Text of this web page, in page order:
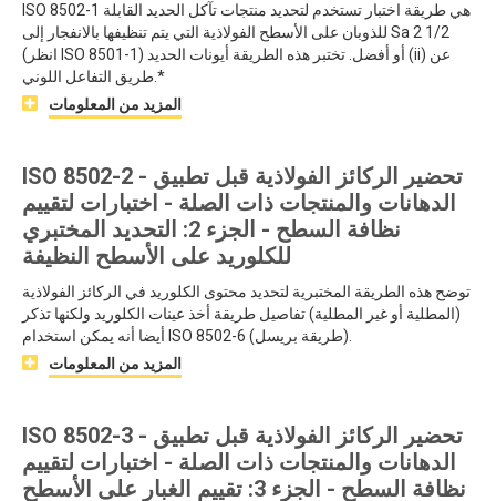
ISO 8502-1 هي طريقة اختبار تستخدم لتحديد منتجات تآكل الحديد القابلة
للذوبان على الأسطح الفولاذية التي يتم تنظيفها بالانفجار إلى Sa 2 1/2
(انظر ISO 8501-1) أو أفضل. تختبر هذه الطريقة أيونات الحديد (ii) عن
طريق التفاعل اللوني.*
المزيد من المعلومات
ISO 8502-2 - تحضير الركائز الفولاذية قبل تطبيق
الدهانات والمنتجات ذات الصلة - اختبارات لتقييم
نظافة السطح - الجزء 2: التحديد المختبري
للكلوريد على الأسطح النظيفة
توضح هذه الطريقة المختبرية لتحديد محتوى الكلوريد في الركائز الفولاذية
(المطلية أو غير المطلية) تفاصيل طريقة أخذ عينات الكلوريد ولكنها تذكر
أيضا أنه يمكن استخدام ISO 8502-6 (طريقة بريسل).
المزيد من المعلومات
ISO 8502-3 - تحضير الركائز الفولاذية قبل تطبيق
الدهانات والمنتجات ذات الصلة - اختبارات لتقييم
نظافة السطح - الجزء 3: تقييم الغبار على الأسطح